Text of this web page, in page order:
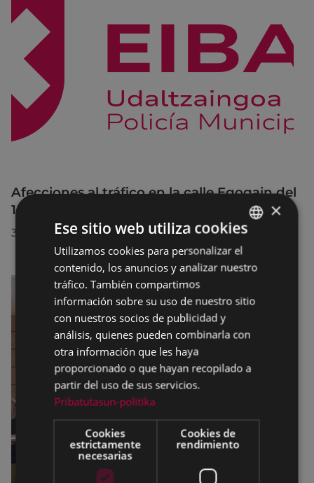
Afecciones al tráfico en la calle Egogain del
10 al 23 de agosto, por motivo de obras
30/07/2026
BASQUE
SPANISH
×
Ese sitio web utiliza cookies
Utilizamos cookies para personalizar el
contenido, los anuncios y analizar nuestro
tráfico. También compartimos
información sobre su uso de nuestro sitio
con nuestros socios de publicidad y
análisis, quienes pueden combinarla con
otra información que les haya
proporcionado o que hayan recopilado a
partir del uso de sus servicios.
Pribatutasun-politika
Cookies
estrictamente
necesarias
Cookies de
rendimiento